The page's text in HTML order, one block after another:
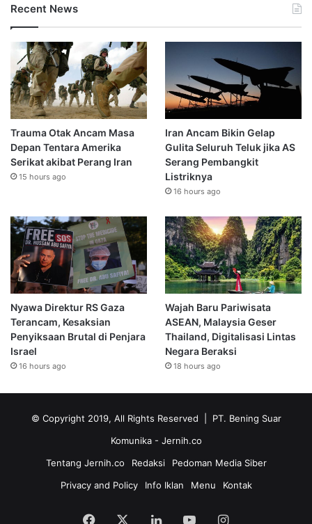
Recent News
Trauma Otak Ancam Masa
Depan Tentara Amerika
Serikat akibat Perang Iran
15 hours ago
Iran Ancam Bikin Gelap
Gulita Seluruh Teluk jika AS
Serang Pembangkit
Listriknya
16 hours ago
Nyawa Direktur RS Gaza
Terancam, Kesaksian
Penyiksaan Brutal di Penjara
Israel
16 hours ago
Wajah Baru Pariwisata
ASEAN, Malaysia Geser
Thailand, Digitalisasi Lintas
Negara Beraksi
18 hours ago
© Copyright 2019, All Rights Reserved | PT. Bening Suar
Komunika - Jernih.co
Tentang Jernih.co
Redaksi
Pedoman Media Siber
Privacy and Policy
Info Iklan Menu Kontak
Facebook LinkedInYouTubeInstagram